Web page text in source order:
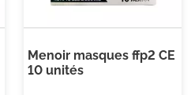
Menoir masques ffp2 CE
10 unités